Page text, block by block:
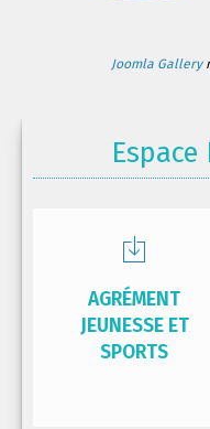
Joomla Gallery
AGRÉMENT
JEUNESSE ET
SPORTS